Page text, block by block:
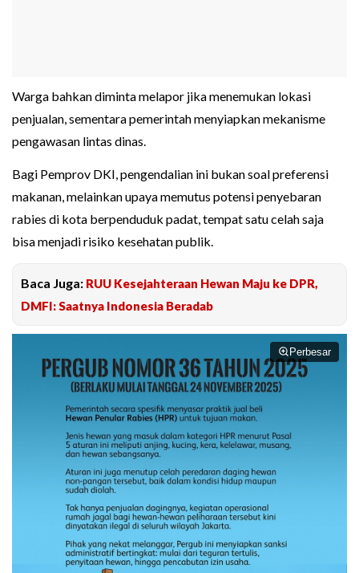
Warga bahkan diminta melapor jika menemukan lokasi
penjualan, sementara pemerintah menyiapkan mekanisme
pengawasan lintas dinas.
Bagi Pemprov DKI, pengendalian ini bukan soal preferensi
makanan, melainkan upaya memutus potensi penyebaran
rabies di kota berpenduduk padat, tempat satu celah saja
bisa menjadi risiko kesehatan publik.
Baca Juga: RUU Kesejahteraan Hewan Maju ke DPR,
DMFI: Saatnya Indonesia Beradab
Perbesar